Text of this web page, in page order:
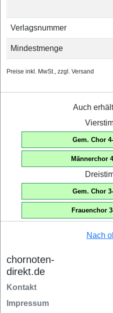
Verlagsnummer
Mindestmenge
Preise inkl. MwSt., zzgl. Versand
Auch
Gem. Chor
Männerchor
Gem. Chor
Frauenchor
Nach
chornoten-
direkt.de
Kontakt
Impressum